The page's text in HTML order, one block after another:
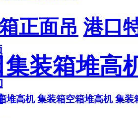
正面吊 港口
集装箱堆高
堆高机 集装箱空箱堆高机 集装